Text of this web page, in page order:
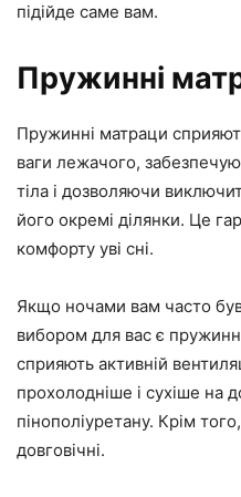
підійде саме вам.
Пружинні
Пружинні матраци
ваги лежачого,
тіла і дозволяючи
його окремі ділянки. Це
комфорту уві сні.
Якщо ночами вам часто
вибором для вас є
сприяють активній
прохолодніше і сухіше на
пінополіуретану. Крім
довговічні.